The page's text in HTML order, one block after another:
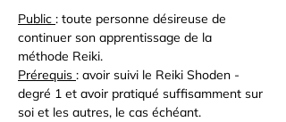
Public : toute personne désireuse de
continuer son apprentissage de la
méthode Reiki.
Prérequis : avoir suivi le Reiki Shoden -
degré 1 et avoir pratiqué suffisamment sur
soi et les autres, le cas échéant.